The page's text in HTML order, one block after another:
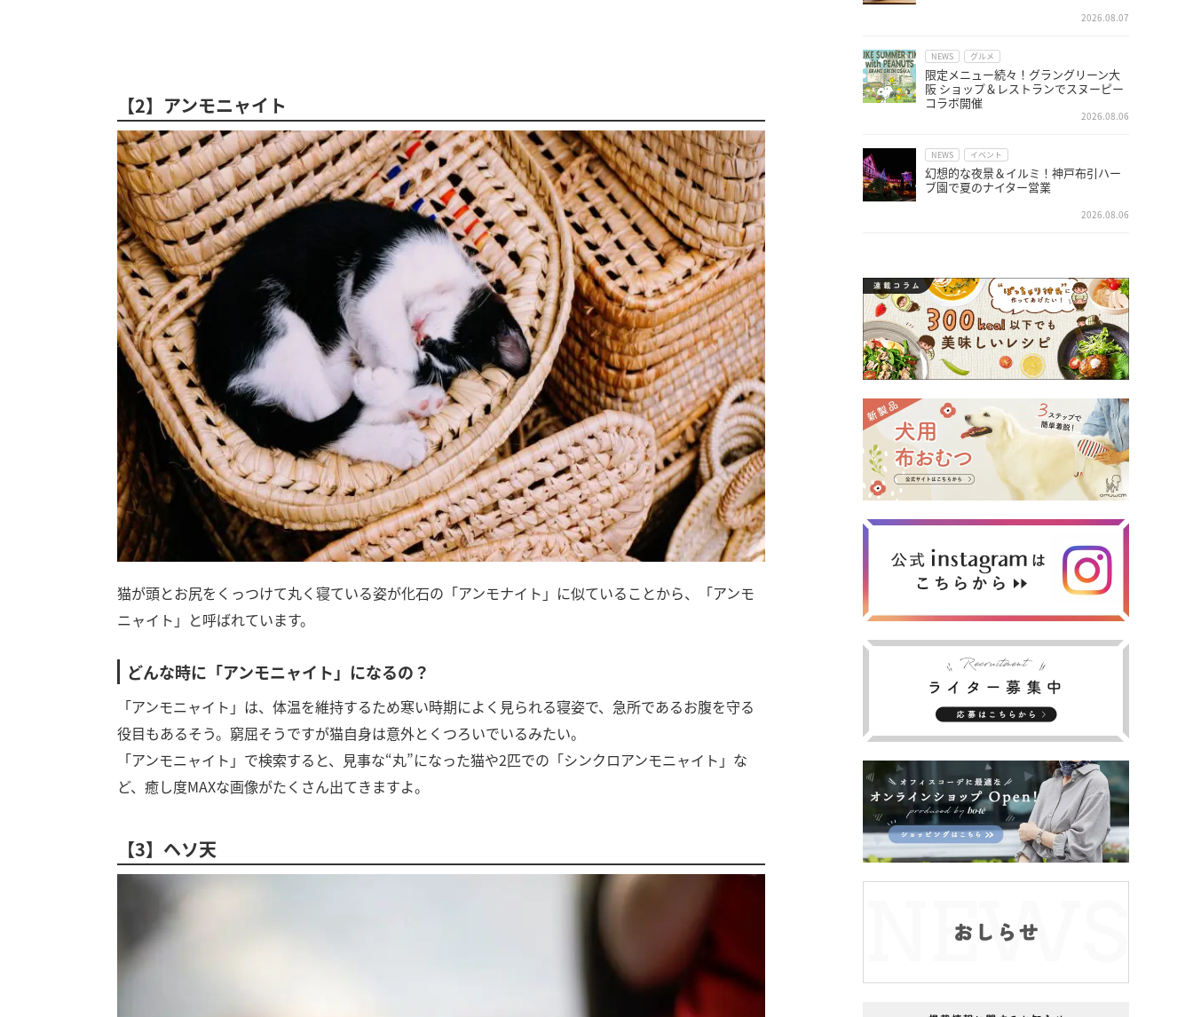
【2】アンモニャイト
猫が頭とお尻をくっつけて丸く寝ている姿が化石の「アンモナイト」に似ていることから、「アンモ
ニャイト」と呼ばれています。
どんな時に「アンモニャイト」になるの？
「アンモニャイト」は、体温を維持するため寒い時期によく見られる寝姿で、急所であるお腹を守る
役目もあるそう。窮屈そうですが猫自身は意外とくつろいでいるみたい。
「アンモニャイト」で検索すると、見事な“丸”になった猫や2匹での「シンクロアンモニャイト」な
ど、癒し度MAXな画像がたくさん出てきますよ。
【3】ヘソ天
2026.08.07
NEWS グルメ
限定メニュー続々！グラングリーン大
阪 ショップ＆レストランでスヌーピー
コラボ開催
2026.08.06
NEWS イベント
幻想的な夜景＆イルミ！神戸布引ハー
ブ園で夏のナイター営業
2026.08.06